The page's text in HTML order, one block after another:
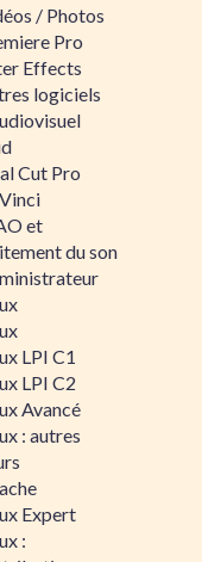
/ Photos
Pro
Effects
logiciels
Cut Pro
et
du son
LPI C1
LPI C2
Avancé
: autres
Expert
: